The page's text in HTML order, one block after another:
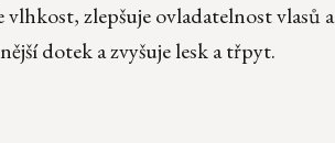
zlepšuje ovladatelnost vlasů a
dotek a zvyšuje lesk a třpyt.